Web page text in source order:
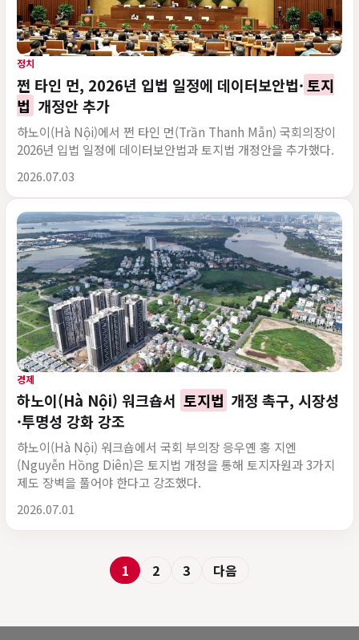
정치
쩐 타인 먼, 2026년 입법 일정에 데이터보안법·토지
법 개정안 추가
하노이(Hà Nội)에서 쩐 타인 먼(Trần Thanh Mẫn) 국회의장이
2026년 입법 일정에 데이터보안법과 토지법 개정안을 추가했다.
게시 시각
2026.07.03
경제
하노이(Hà Nội) 워크숍서 토지법 개정 촉구, 시장성
·투명성 강화 강조
하노이(Hà Nội) 워크숍에서 국회 부의장 응우옌 홍 지엔
(Nguyễn Hồng Diên)은 토지법 개정을 통해 토지자원과 3가지
제도 장벽을 풀어야 한다고 강조했다.
게시 시각
2026.07.01
1 2 3 다음